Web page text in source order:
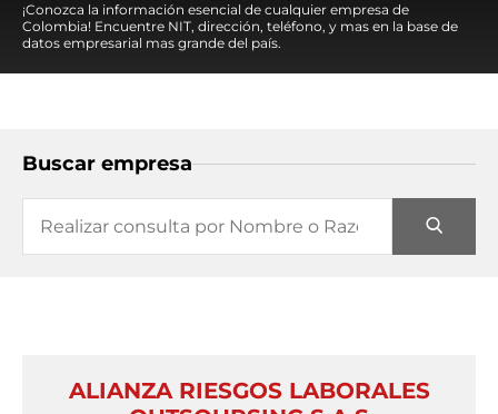
¡Conozca la información esencial de cualquier empresa de
Colombia! Encuentre NIT, dirección, teléfono, y mas en la base de
datos empresarial mas grande del país.
Buscar empresa
ALIANZA RIESGOS LABORALES